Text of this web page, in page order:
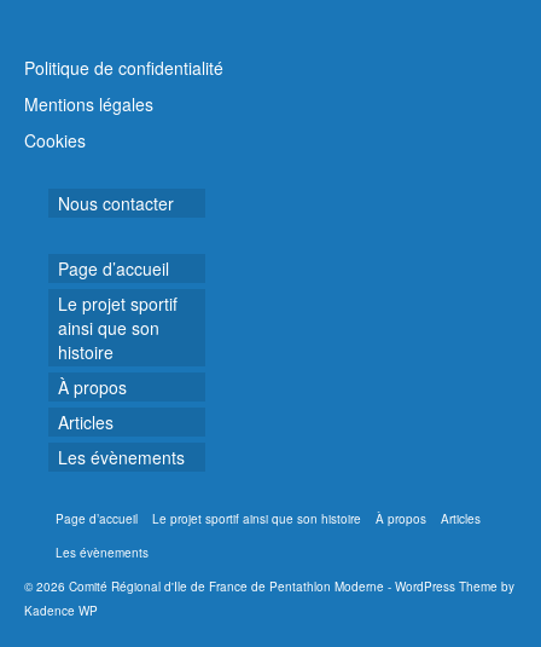
Politique de confidentialité
Mentions légales
Cookies
Nous contacter
Page d’accueil
Le projet sportif
ainsi que son
histoire
À propos
Articles
Les évènements
Page d’accueil Le projet sportif ainsi que son histoire À propos
Articles
Les évènements
© 2026 Comité Régional d'Ile de France de Pentathlon Moderne - WordPress Theme by
Kadence WP